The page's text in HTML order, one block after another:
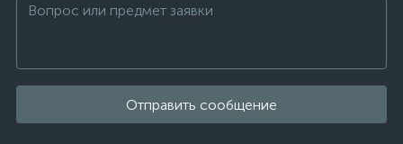
Отправить сообщение